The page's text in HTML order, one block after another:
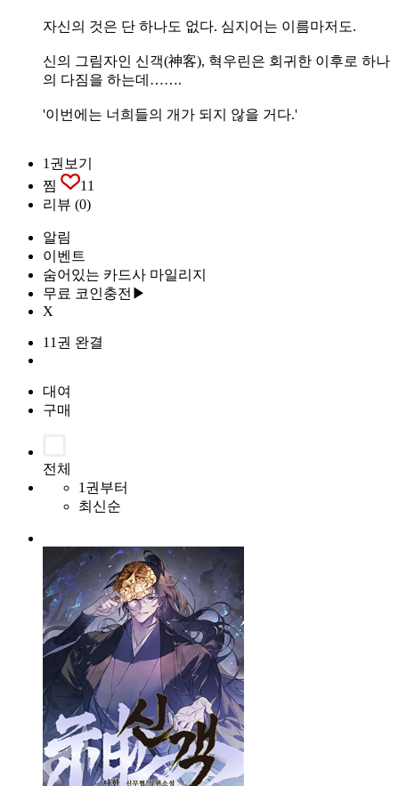
자신의 것은 단 하나도 없다. 심지어는 이름마저도.
신의 그림자인 신객(神客), 혁우린은 회귀한 이후로 하나
의 다짐을 하는데…….
'이번에는 너희들의 개가 되지 않을 거다.'
1권보기
찜
11
리뷰 (0)
알림
이벤트
숨어있는 카드사 마일리지
무료 코인충전▶
X
11권 완결
대여
구매
전체
1권부터
최신순